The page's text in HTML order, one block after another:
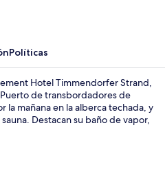
Políticas
Hotel Timmendorfer Strand,
de transbordadores de
la mañana en la alberca techada, y
Destacan su baño de vapor,